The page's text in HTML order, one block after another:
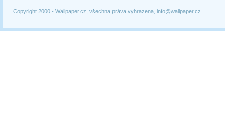
Copyright 2000 - Wallpaper.cz, všechna práva vyhrazena, info@wallpaper.cz